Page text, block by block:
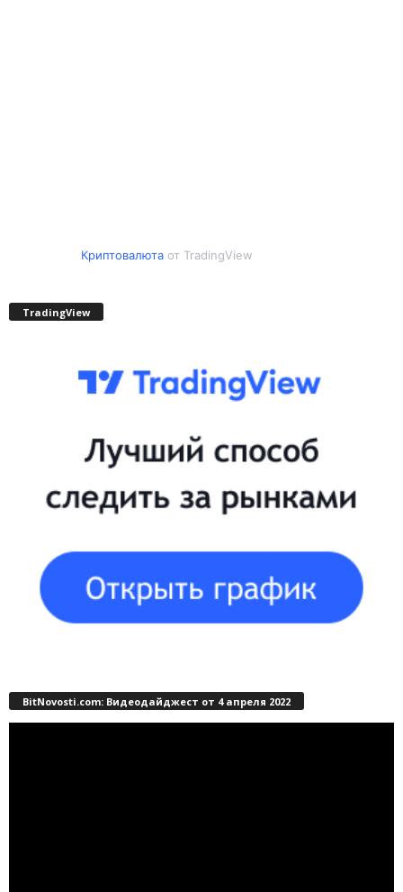
Криптовалютаот TradingView
TradingView
BitNovosti.com: Видеодайджест от 4 апреля 2022